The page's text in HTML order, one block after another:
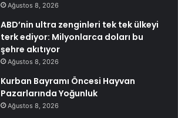
Ağustos 8, 2026
ABD’nin ultra zenginleri tek tek ülkeyi
terk ediyor: Milyonlarca doları bu
şehre akıtıyor
Ağustos 8, 2026
Kurban Bayramı Öncesi Hayvan
Pazarlarında Yoğunluk
Ağustos 8, 2026